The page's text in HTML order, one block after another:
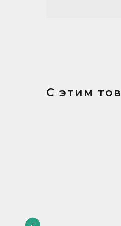
С этим